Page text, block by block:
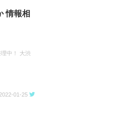
情報相
中！ 大渋
2022-01-25